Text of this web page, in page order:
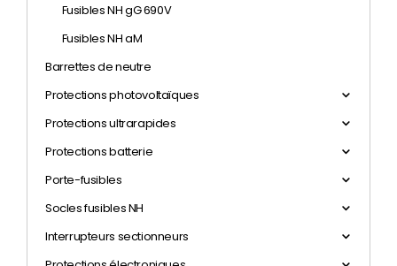
Fusibles NH gG 690V
Fusibles NH aM
Barrettes de neutre
Protections photovoltaïques
Protections ultrarapides
Protections batterie
Porte-fusibles
Socles fusibles NH
Interrupteurs sectionneurs